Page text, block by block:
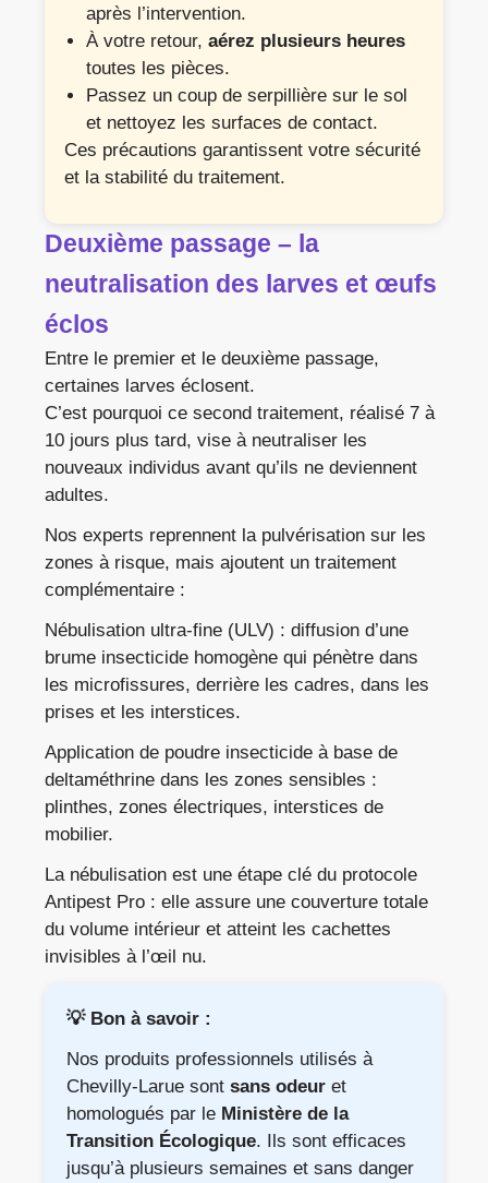
après l’intervention.
À votre retour, aérez plusieurs heures
toutes les pièces.
Passez un coup de serpillière sur le sol
et nettoyez les surfaces de contact.
Ces précautions garantissent votre sécurité
et la stabilité du traitement.
Deuxième passage – la
neutralisation des larves et œufs
éclos
Entre le premier et le deuxième passage,
certaines larves éclosent.
C’est pourquoi ce second traitement, réalisé 7 à
10 jours plus tard, vise à neutraliser les
nouveaux individus avant qu’ils ne deviennent
adultes.
Nos experts reprennent la pulvérisation sur les
zones à risque, mais ajoutent un traitement
complémentaire :
Nébulisation ultra-fine (ULV) : diffusion d’une
brume insecticide homogène qui pénètre dans
les microfissures, derrière les cadres, dans les
prises et les interstices.
Application de poudre insecticide à base de
deltaméthrine dans les zones sensibles :
plinthes, zones électriques, interstices de
mobilier.
La nébulisation est une étape clé du protocole
Antipest Pro : elle assure une couverture totale
du volume intérieur et atteint les cachettes
invisibles à l’œil nu.
💡 Bon à savoir :
Nos produits professionnels utilisés à
Chevilly-Larue sont sans odeur et
homologués par le Ministère de la
Transition Écologique. Ils sont efficaces
jusqu’à plusieurs semaines et sans danger